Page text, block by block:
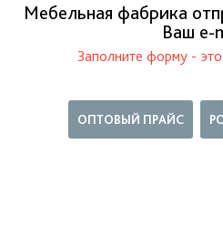
Мебельная фабрика
Ваш е-
Заполните форму -
ОПТОВЫЙ ПРАЙС